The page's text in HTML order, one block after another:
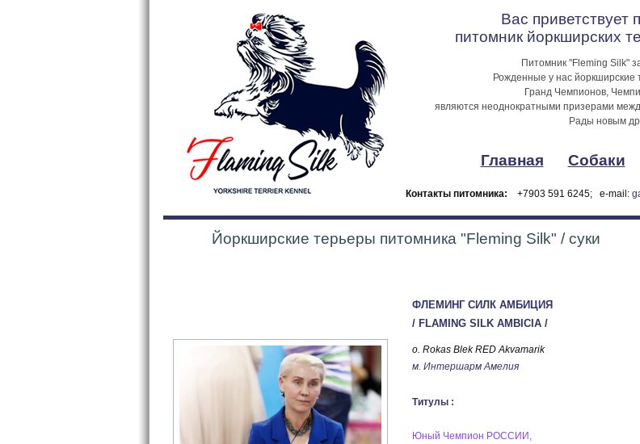
Вас
питомник йоркширских
Питомник "Fleming Silk"
Рожденные у нас
Гранд Чемпионов,
являются неоднократными призерами
Рады новым
Главная Собаки
Контакты питомника: +7903 591 6245; e-mail:
Йоркширские терьеры питомника "Fleming Silk" / суки
ФЛЕМИНГ СИЛК АМБИЦИЯ
/ FLAMING SILK AMBICIA /
o. Rokas Blek RED Akvamarik
м. Интершарм Амелия
Титулы :
Юный Чемпион РОССИИ,